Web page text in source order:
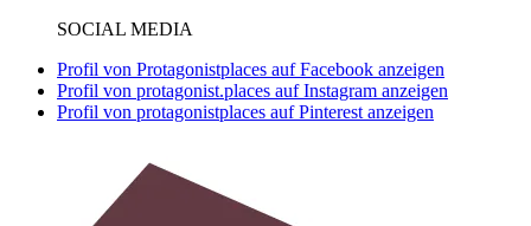
SOCIAL MEDIA
Profil von Protagonistplaces auf Facebook anzeigen
Profil von protagonist.places auf Instagram anzeigen
Profil von protagonistplaces auf Pinterest anzeigen